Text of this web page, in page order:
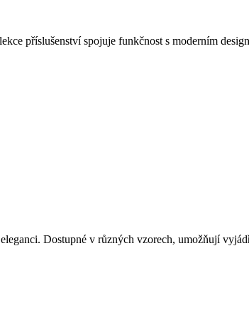
příslušenství spojuje funkčnost s moderním
Dostupné v různých vzorech, umožňují